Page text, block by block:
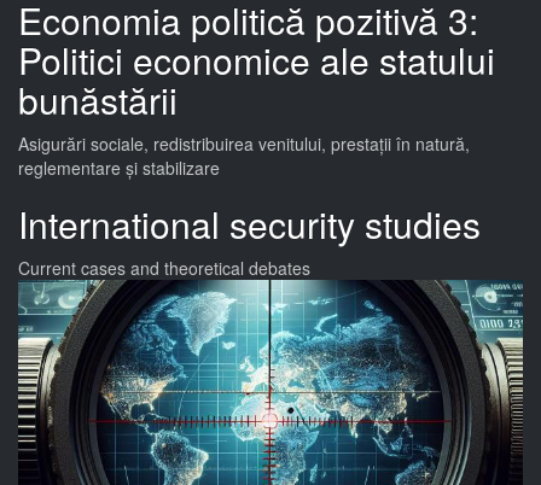
Economia politică pozitivă 3:
Politici economice ale statului
bunăstării
Asigurări sociale, redistribuirea venitului, prestații în natură,
reglementare și stabilizare
International security studies
Current cases and theoretical debates